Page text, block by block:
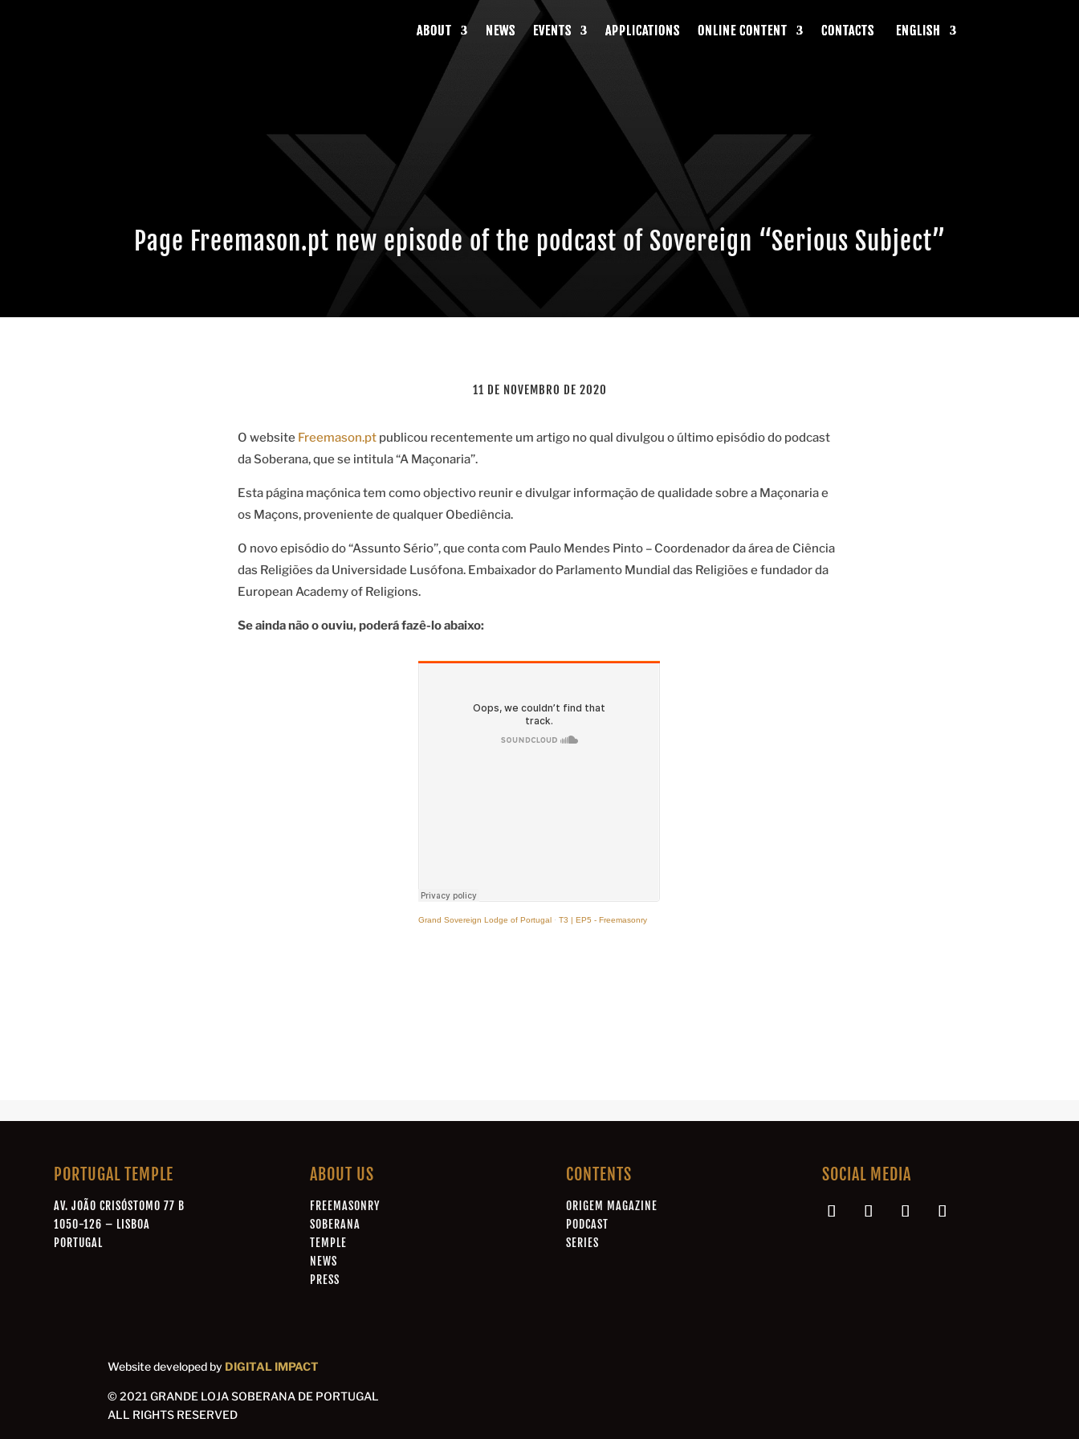
ABOUT NEWS EVENTS APPLICATIONS ONLINE CONTENT CONTACTS ENGLISH
ABOUT NEWS EVENTS APPLICATIONS ONLINE CONTENT CONTACTS ENGLISH
ABOUT NEWS EVENTS APPLICATIONS ONLINE CONTENT CONTACTS ENGLISH
Page Freemason.pt new episode of the podcast of Sovereign “Serious Subject”
11 DE NOVEMBRO DE 2020
O website Freemason.ptpublicou recentemente um artigo no qual divulgou o último episódio do podcast
da Soberana, que se intitula “A Maçonaria”.
Esta página maçónica tem como objectivo reunir e divulgar informação de qualidade sobre a Maçonaria e
os Maçons, proveniente de qualquer Obediência.
O novo episódio do “Assunto Sério”, que conta com Paulo Mendes Pinto – Coordenador da área de Ciência
das Religiões da Universidade Lusófona. Embaixador do Parlamento Mundial das Religiões e fundador da
European Academy of Religions.
Se ainda não o ouviu, poderá fazê-lo abaixo:
Grand Sovereign Lodge of Portugal ·T3 | EP5 - Freemasonry
PORTUGAL TEMPLE
AV. JOÃO CRISÓSTOMO 77 B
1050-126 – LISBOA
PORTUGAL
ABOUT US
FREEMASONRY
SOBERANA
TEMPLE
NEWS
PRESS
CONTENTS
ORIGEM MAGAZINE
PODCAST
SERIES
SOCIAL MEDIA
Website developed by DIGITAL IMPACT
© 2021 GRANDE LOJA SOBERANA DE PORTUGAL
ALL RIGHTS RESERVED